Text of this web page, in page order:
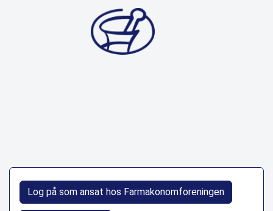
Log på som ansat hos Farmakonomforeningen